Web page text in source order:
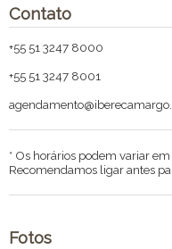
Contato
+55 51 3247 8000
+55 51 3247 8001
* Os horários podem variar
Recomendamos ligar antes
Fotos